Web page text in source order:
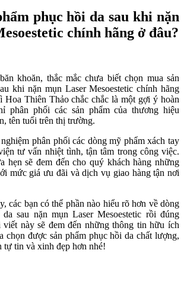
phục hồi da sau khi nặn
chính hãng ở đâu?
khoăn, thắc mắc chưa biết chọn mua sản
khi nặn mụn Laser Mesoestetic chính hãng
Hoa Thiên Thảo chắc chắc là một gợi ý hoàn
phân phối các sản phẩm của thương hiệu
tên tuổi trên thị trường.
phân phối các dòng mỹ phẩm xách tay
tư vấn nhiệt tình, tận tâm trong công việc.
hẹn sẽ đem đến cho quý khách hàng những
mức giá ưu đãi và dịch vụ giao hàng tận nơi
các bạn có thể phần nào hiểu rõ hơn về dòng
sau nặn mụn Laser Mesoestetic rồi đúng
này sẽ đem đến những thông tin hữu ích
chọn được sản phẩm phục hồi da chất lượng,
tự tin và xinh đẹp hơn nhé!